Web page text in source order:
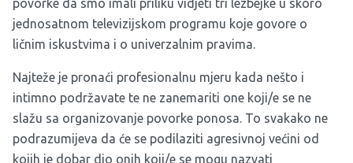
povorke da smo imali priliku vidjeti tri lezbejke u skoro
jednosatnom televizijskom programu koje govore o
ličnim iskustvima i o univerzalnim pravima.
Najteže je pronaći profesionalnu mjeru kada nešto i
intimno podržavate te ne zanemariti one koji/e se ne
slažu sa organizovanje povorke ponosa. To svakako ne
podrazumijeva da će se podilaziti agresivnoj većini od
kojih je dobar dio onih koji/e se mogu nazvati